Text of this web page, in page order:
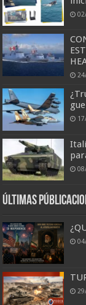
Últimas